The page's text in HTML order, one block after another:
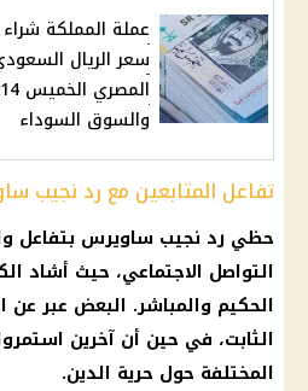
عملة المملكة شراء
سعر الريال
والسوق السوداء
تفاعل المتابعين مع رد نجيب
حظي رد نجيب ساويرس بتفاعل
التواصل الاجتماعي، حيث أشاد
الحكيم والمباشر. البعض عبر
الثابت، في حين أن آخرين
المختلفة حول حرية الدين.